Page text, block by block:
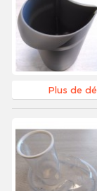
Plus de